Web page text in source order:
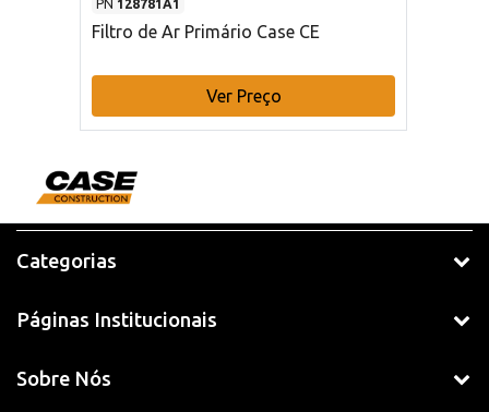
PN 128781A1
Filtro de Ar Primário Case CE
Ver Preço
Categorias
Páginas Institucionais
Sobre Nós